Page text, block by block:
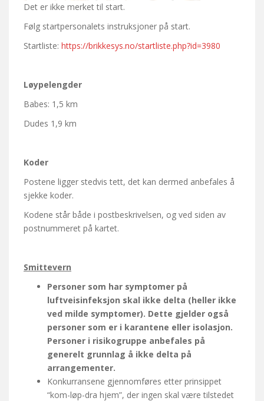
Det er ikke merket til start.
Følg startpersonalets instruksjoner på start.
Startliste: https://brikkesys.no/startliste.php?id=3980
Løypelengder
Babes: 1,5 km
Dudes 1,9 km
Koder
Postene ligger stedvis tett, det kan dermed anbefales å
sjekke koder.
Kodene står både i postbeskrivelsen, og ved siden av
postnummeret på kartet.
Smittevern
Personer som har symptomer på
luftveisinfeksjon skal ikke delta (heller ikke
ved milde symptomer). Dette gjelder også
personer som er i karantene eller isolasjon.
Personer i risikogruppe anbefales på
generelt grunnlag å ikke delta på
arrangementer.
Konkurransene gjennomføres etter prinsippet
“kom-løp-dra hjem”, der ingen skal være tilstedet